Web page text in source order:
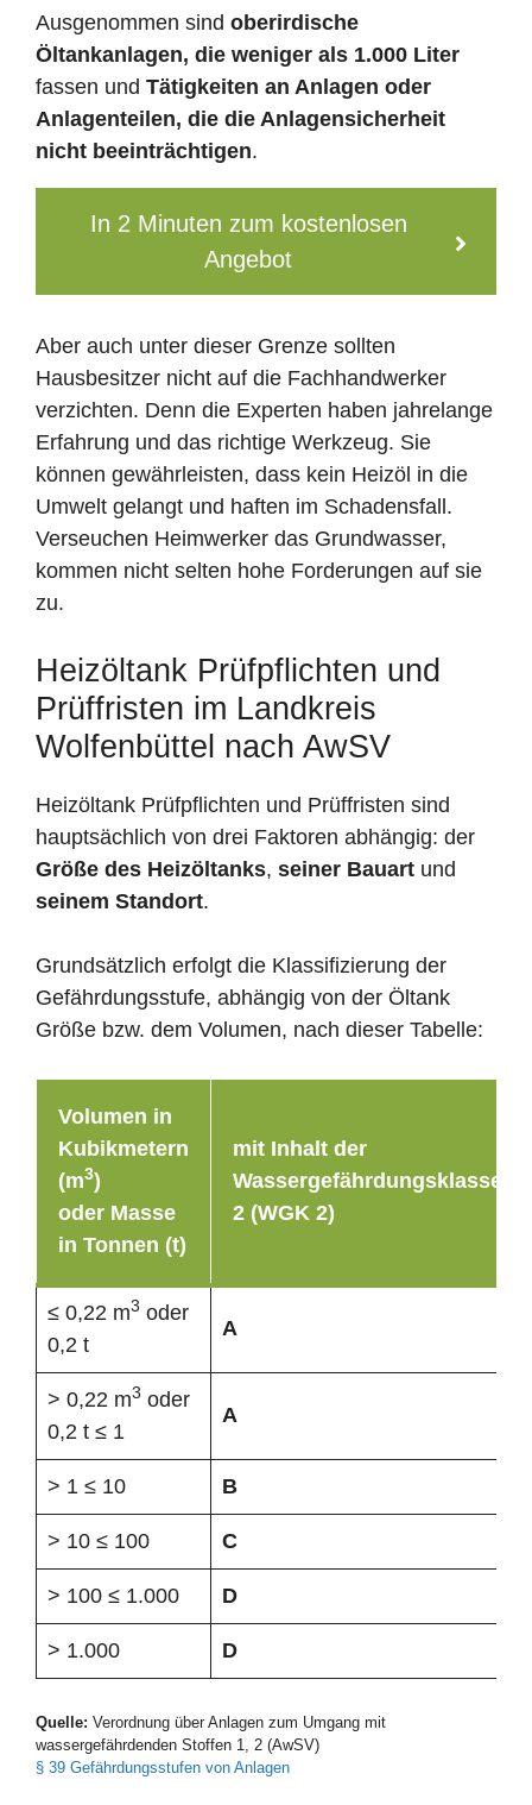
Ausgenommen sind oberirdische
Öltankanlagen, die weniger als 1.000 Liter
fassen und Tätigkeiten an Anlagen oder
Anlagenteilen, die die Anlagensicherheit
nicht beeinträchtigen.
In 2 Minuten zum kostenlosen
Angebot
Aber auch unter dieser Grenze sollten
Hausbesitzer nicht auf die Fachhandwerker
verzichten. Denn die Experten haben jahrelange
Erfahrung und das richtige Werkzeug. Sie
können gewährleisten, dass kein Heizöl in die
Umwelt gelangt und haften im Schadensfall.
Verseuchen Heimwerker das Grundwasser,
kommen nicht selten hohe Forderungen auf sie
zu.
Heizöltank Prüfpflichten und
Prüffristen im Landkreis
Wolfenbüttel nach AwSV
Heizöltank Prüfpflichten und Prüffristen sind
hauptsächlich von drei Faktoren abhängig: der
Größe des Heizöltanks, seiner Bauart und
seinem Standort.
Grundsätzlich erfolgt die Klassifizierung der
Gefährdungsstufe, abhängig von der Öltank
Größe bzw. dem Volumen, nach dieser Tabelle:
Volumen in
Kubikmetern
(m3)
oder Masse
in Tonnen (t)
mit Inhalt der
Wassergefährdungsklasse
2 (WGK 2)
≤ 0,22 m3 oder
0,2 t
A
> 0,22 m3 oder
0,2 t ≤ 1
A
> 1 ≤ 10 B
> 10 ≤ 100 C
> 100 ≤ 1.000 D
> 1.000 D
Quelle: Verordnung über Anlagen zum Umgang mit
wassergefährdenden Stoffen 1, 2 (AwSV)
§ 39 Gefährdungsstufen von Anlagen